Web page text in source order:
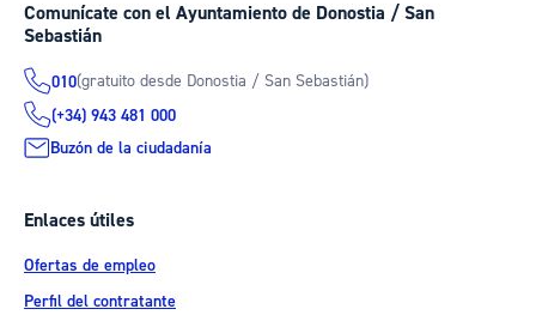
Comunícate con el Ayuntamiento de Donostia / San
Sebastián
010(gratuito desde Donostia / San Sebastián)
(+34) 943 481 000
Buzón de la ciudadanía
Enlaces útiles
Ofertas de empleo
Perfil del contratante